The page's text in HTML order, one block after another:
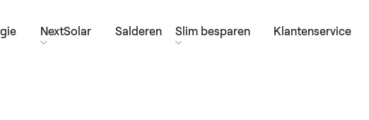
NextSolar Salderen Slim besparen Klantenservice